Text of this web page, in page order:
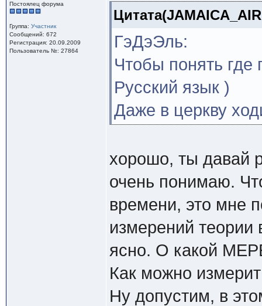
Постоялец форума
Группа: Участник
Сообщений: 672
Регистрация: 20.09.2009
Пользователь №: 27864
ГэДэЭль:
Чтобы понять
Русский язык )
Даже в церкву
хорошо, ты давай
очень понимаю.
времени, это мне
измерений теории
ясно. О какой
Как можно
Ну допустим, в